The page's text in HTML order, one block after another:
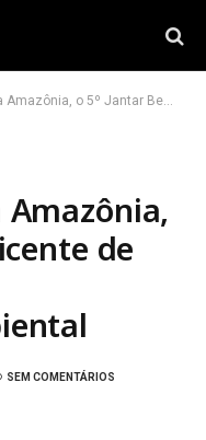
Beneficente de Itaquá destaca a preservação ambiental
de
SEM COMENTÁRIOS